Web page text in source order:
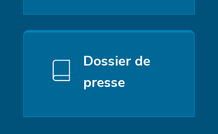
Dossier de
presse